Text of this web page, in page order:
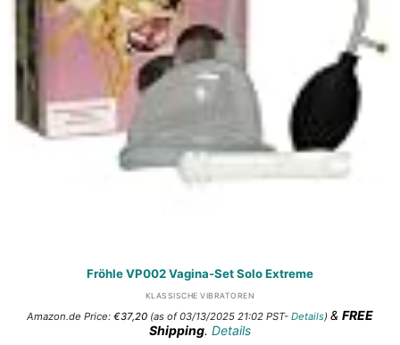
Fröhle VP002 Vagina-Set Solo Extreme
KLASSISCHE VIBRATOREN
Amazon.de Price: €37,20 (as of 03/13/2025 21:02 PST- Details) & FREE
Shipping. Details